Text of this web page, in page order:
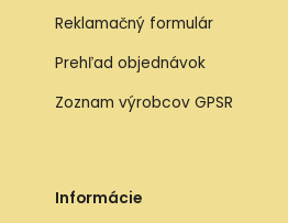
Reklamačný formulár
Prehľad objednávok
Zoznam výrobcov GPSR
Informácie